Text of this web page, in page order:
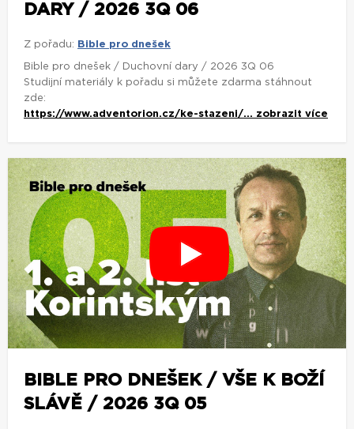
DARY / 2026 3Q 06
Z pořadu: Bible pro dnešek
Bible pro dnešek / Duchovní dary / 2026 3Q 06
Studijní materiály k pořadu si můžete zdarma stáhnout
zde:
https://www.adventorion.cz/ke-stazeni/... zobrazit více
BIBLE PRO DNEŠEK / VŠE K BOŽÍ
SLÁVĚ / 2026 3Q 05